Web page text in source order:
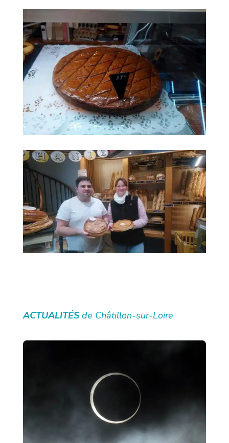
ACTUALITÉS de Châtillon-sur-Loire